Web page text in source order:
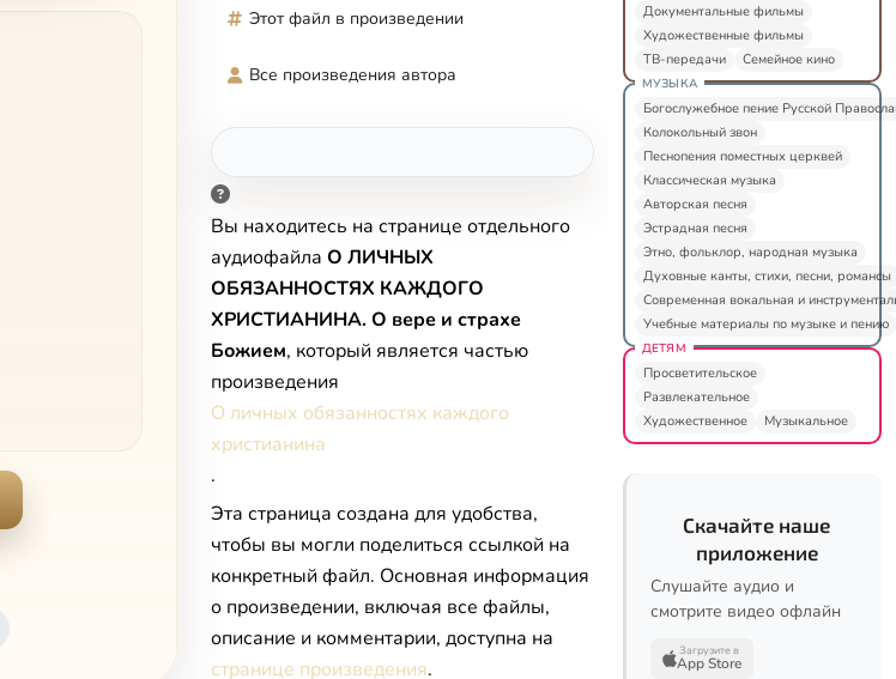
Этот файл в произведении
Все произведения автора
Вы находитесь на странице отдельного
аудиофайла О ЛИЧНЫХ
ОБЯЗАННОСТЯХ КАЖДОГО
ХРИСТИАНИНА. О вере и страхе
Божием, который является частью
произведения
О личных обязанностях каждого
христианина
.
Эта страница создана для удобства,
чтобы вы могли поделиться ссылкой на
конкретный файл. Основная информация
о произведении, включая все файлы,
описание и комментарии, доступна на
странице произведения.
Документальные фильмы
Художественные фильмы
ТВ-передачи
Семейное кино
МУЗЫКА
Богослужебное пение Русской
Колокольный звон
Песнопения поместных церквей
Классическая музыка
Авторская песня
Эстрадная песня
Этно, фольклор, народная музыка
Духовные канты, стихи, песни, романсы
Современная вокальная и
Учебные материалы по музыке и пению
ДЕТЯМ
Просветительское
Развлекательное
Художественное
Музыкальное
Скачайте наше
приложение
Слушайте аудио и
смотрите видео офлайн
Загрузите в
App Store